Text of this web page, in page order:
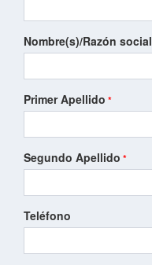
Nombre(s)/Razón social
Primer Apellido
Segundo Apellido
Teléfono